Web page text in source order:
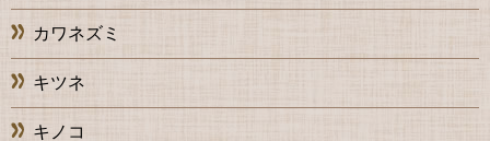
カワネズミ
キツネ
キノコ